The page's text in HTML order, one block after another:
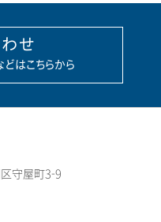
せ
はこちらから
守屋町3-9